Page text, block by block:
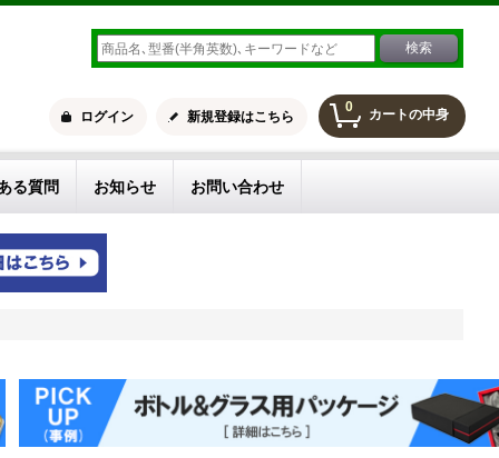
0 カートの中身
ログイン 新規登録はこちら
る質問 お知らせ お問い合わせ